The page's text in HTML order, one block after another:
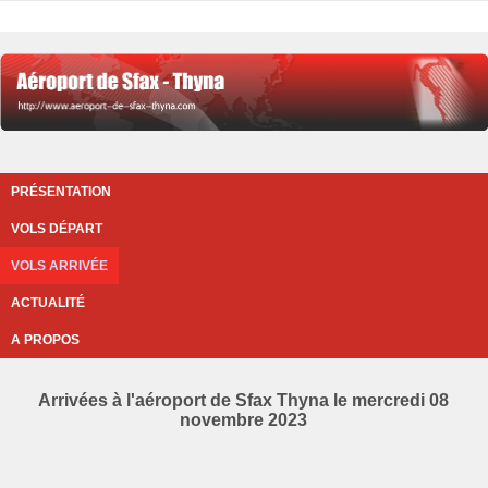
PRÉSENTATION
VOLS DÉPART
VOLS ARRIVÉE
ACTUALITÉ
A PROPOS
Arrivées à l'aéroport de Sfax Thyna le mercredi 08
novembre 2023